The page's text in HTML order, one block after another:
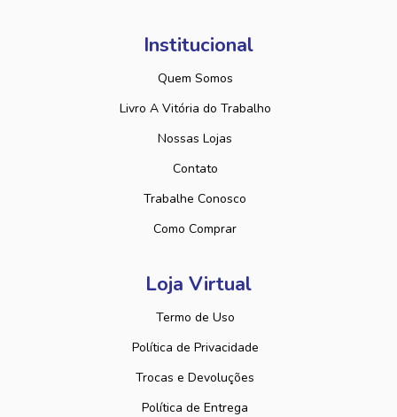
Institucional
Quem Somos
Livro A Vitória do Trabalho
Nossas Lojas
Contato
Trabalhe Conosco
Como Comprar
Loja Virtual
Termo de Uso
Política de Privacidade
Trocas e Devoluções
Política de Entrega